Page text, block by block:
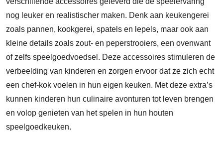
nog leuker en realistischer maken. Denk aan keukengerei
zoals pannen, kookgerei, spatels en lepels, maar ook aan
kleine details zoals zout- en peperstrooiers, een ovenwant
of zelfs speelgoedvoedsel. Deze accessoires stimuleren de
verbeelding van kinderen en zorgen ervoor dat ze zich echt
een chef-kok voelen in hun eigen keuken. Met deze extra’s
kunnen kinderen hun culinaire avonturen tot leven brengen
en volop genieten van het spelen in hun houten
speelgoedkeuken.